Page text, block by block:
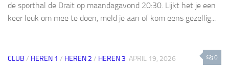
de sporthal de Drait op maandagavond 20:30. Lijkt het je een
keer leuk om mee te doen, meld je aan of kom eens gezellig...
0
CLUB / HEREN 1 / HEREN 2 / HEREN 3 APRIL 19, 2026